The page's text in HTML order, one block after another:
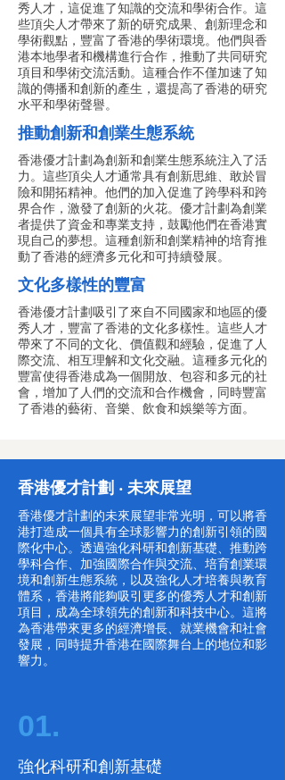
秀人才，這促進了知識的交流和學術合作。這
些頂尖人才帶來了新的研究成果、創新理念和
學術觀點，豐富了香港的學術環境。他們與香
港本地學者和機構進行合作，推動了共同研究
項目和學術交流活動。這種合作不僅加速了知
識的傳播和創新的產生，還提高了香港的研究
水平和學術聲譽。
推動創新和創業生態系統
香港優才計劃為創新和創業生態系統注入了活
力。這些頂尖人才通常具有創新思維、敢於冒
險和開拓精神。他們的加入促進了跨學科和跨
界合作，激發了創新的火花。優才計劃為創業
者提供了資金和專業支持，鼓勵他們在香港實
現自己的夢想。這種創新和創業精神的培育推
動了香港的經濟多元化和可持續發展。
文化多樣性的豐富
香港優才計劃吸引了來自不同國家和地區的優
秀人才，豐富了香港的文化多樣性。這些人才
帶來了不同的文化、價值觀和經驗，促進了人
際交流、相互理解和文化交融。這種多元化的
豐富使得香港成為一個開放、包容和多元的社
會，增加了人們的交流和合作機會，同時豐富
了香港的藝術、音樂、飲食和娛樂等方面。
香港優才計劃 ‧ 未來展望
香港優才計劃的未來展望非常光明，可以將香
港打造成一個具有全球影響力的創新引領的國
際化中心。透過強化科研和創新基礎、推動跨
學科合作、加強國際合作與交流、培育創業環
境和創新生態系統，以及強化人才培養與教育
體系，香港將能夠吸引更多的優秀人才和創新
項目，成為全球領先的創新和科技中心。這將
為香港帶來更多的經濟增長、就業機會和社會
發展，同時提升香港在國際舞台上的地位和影
響力。
01.
強化科研和創新基礎